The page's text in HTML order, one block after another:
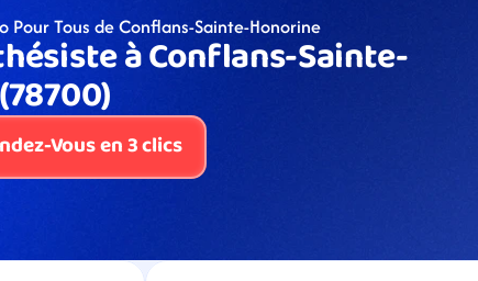
Tous de Conflans-Sainte-Honorine
à Conflans-Sainte-
Vous en 3 clics